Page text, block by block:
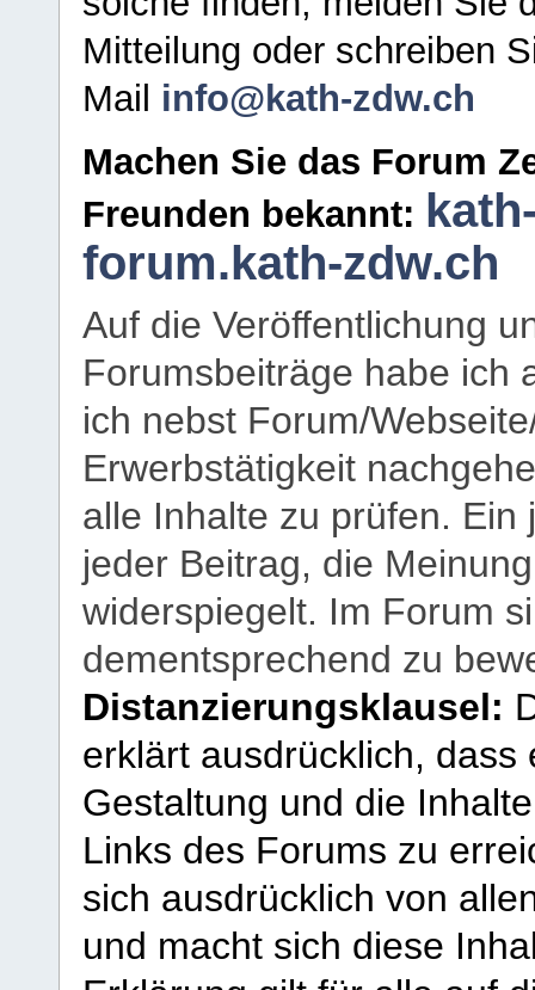
Mitteilung oder schreiben
Mail info@kath-zdw.ch
Machen Sie das Forum
Freunden bekannt:
forum.kath-zdw.ch
Auf die Veröffentlichung
Forumsbeiträge habe ich
ich nebst Forum/
Erwerbstätigkeit
alle Inhalte zu prüfen.
jeder Beitrag, die
widerspiegelt. Im Forum
dementsprechend zu
Distanzierungsklausel:
erklärt ausdrücklich,
Gestaltung und die
Links des Forums zu
sich ausdrücklich von
und macht sich diese